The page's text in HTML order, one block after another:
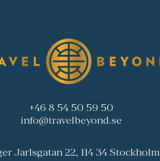
+46 8 54 50 59 50
info@travelbeyond.se
Jarlsgatan 22, 114 34 Stockholm